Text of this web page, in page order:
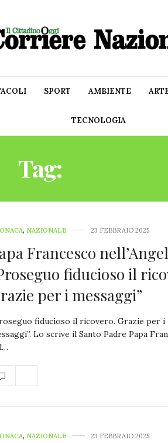
SPORT AMBIENTE
TECNOLOGIA
Tag:
, NAZIONALE 23 FEBBRAIO 2025
Francesco
fiducioso il
per i messaggi”
fiducioso il ricovero. Grazie per i
Lo scrive il Santo Padre Papa
, NAZIONALE 23 FEBBRAIO 2025